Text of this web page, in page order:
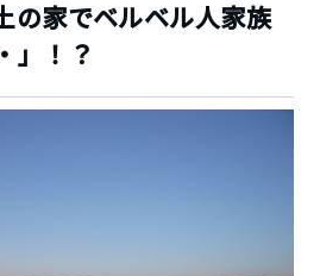
の家でベルベル人家族
」！？